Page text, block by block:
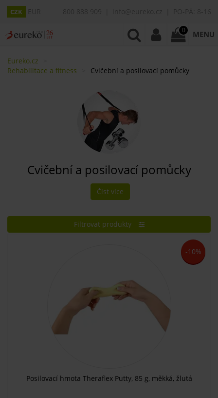
CZK
0 MENU
Eureko.cz
Rehabilitace a fitness
Cvičební a posilovací pomůcky
Cvičební a posilovací pomůcky
Číst více
Filtrovat produkty
-10%
Posilovací hmota Theraflex Putty, 85 g, měkká, žlutá